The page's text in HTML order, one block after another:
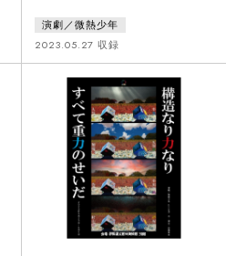
費・宣伝費をかけて配信されるの
を直前にして担当編集者・大庭津
奈子は死因含めその事実を伏せ、
チーフアシスタントだった申徹に
夢宮鈴世として描き続けるよう依
頼する。申徹は夢宮鈴世として描
くことを了承する。大庭が元漫画
家のフーコー三原だったことが露
呈する。申徹の作家としての実存
性と、出版や創作をめぐる構造が
対立する。
演劇／微熱少年
2023.05.27 収録